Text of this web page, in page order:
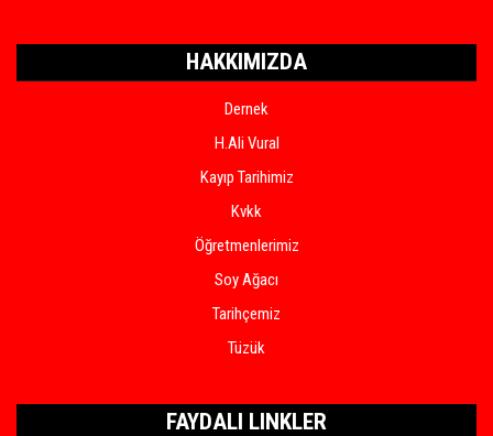
HAKKIMIZDA
Dernek
H.Ali Vural
Kayıp Tarihimiz
Kvkk
Öğretmenlerimiz
Soy Ağacı
Tarihçemiz
Tüzük
FAYDALI LINKLER